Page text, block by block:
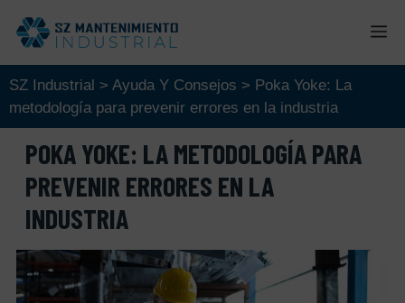
SZ Industrial > Ayuda Y Consejos > Poka Yoke: La
metodología para prevenir errores en la industria
POKA YOKE: LA METODOLOGÍA PARA
PREVENIR ERRORES EN LA
INDUSTRIA